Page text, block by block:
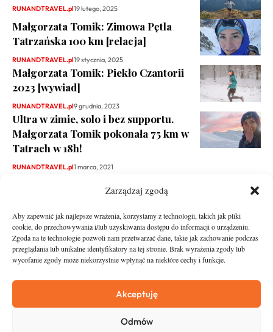
Zarządzaj zgodą
Aby zapewnić jak najlepsze wrażenia, korzystamy z technologii, takich jak pliki
cookie, do przechowywania i/lub uzyskiwania dostępu do informacji o urządzeniu.
Zgoda na te technologie pozwoli nam przetwarzać dane, takie jak zachowanie podczas
przeglądania lub unikalne identyfikatory na tej stronie. Brak wyrażenia zgody lub
wycofanie zgody może niekorzystnie wpłynąć na niektóre cechy i funkcje.
Akceptuję
Odmów
RUNANDTRAVEL.pl19 lutego, 2025
Małgorzata Tomik: Zimowa Pętla
Tatrzańska 100 km [relacja]
RUNANDTRAVEL.pl19 stycznia, 2025
Małgorzata Tomik: Piekło Czantorii
2023 [wywiad]
RUNANDTRAVEL.pl9 grudnia, 2023
Ultra w zimie, solo i bez supportu.
Małgorzata Tomik pokonała 75 km w
Tatrach w 18h!
RUNANDTRAVEL.pl1 marca, 2021
Asfalt
O nas
Zostań Patronem
Kontakt